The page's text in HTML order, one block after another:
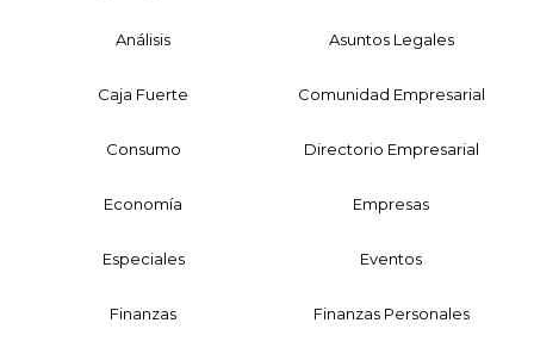
Análisis Asuntos Legales
Caja Fuerte Comunidad Empresarial
Consumo Directorio Empresarial
Economía Empresas
Especiales Eventos
Finanzas Finanzas Personales